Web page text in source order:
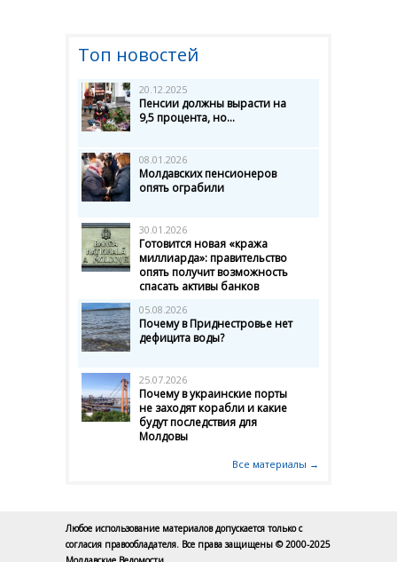
Топ новостей
20.12.2025
Пенсии должны вырасти на
9,5 процента, но...
08.01.2026
Молдавских пенсионеров
опять ограбили
30.01.2026
Готовится новая «кража
миллиарда»: правительство
опять получит возможность
спасать активы банков
05.08.2026
Почему в Приднестровье нет
дефицита воды?
25.07.2026
Почему в украинские порты
не заходят корабли и какие
будут последствия для
Молдовы
Все материалы →
Любое использование материалов допускается только с
согласия правообладателя. Все права защищены © 2000-2025